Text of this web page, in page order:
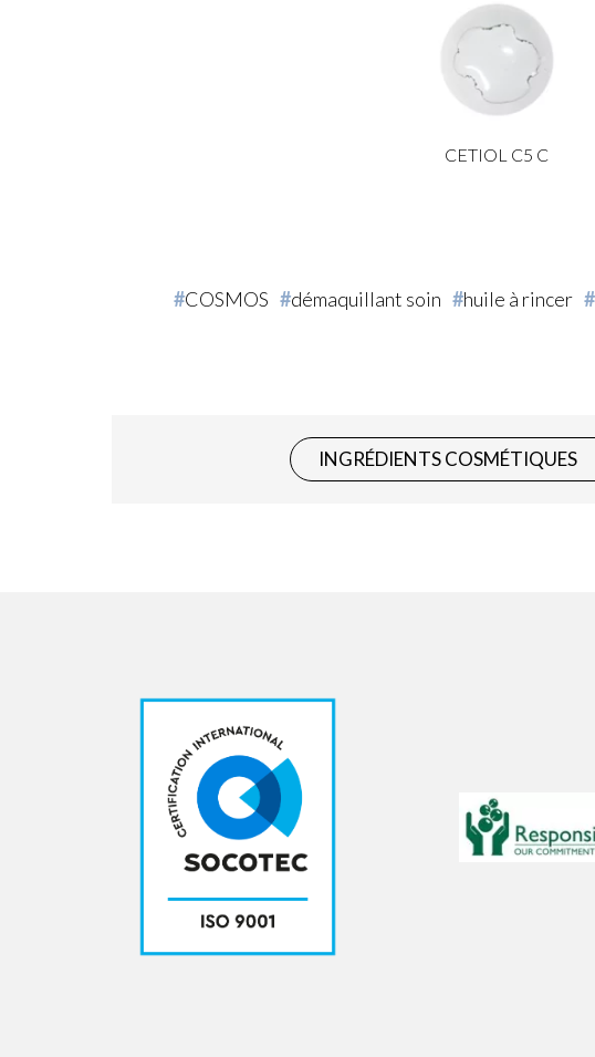
CETIOL C5 C
COSMOS démaquillant soin huile à rincer
INGRÉDIENTS COSMÉTIQUES